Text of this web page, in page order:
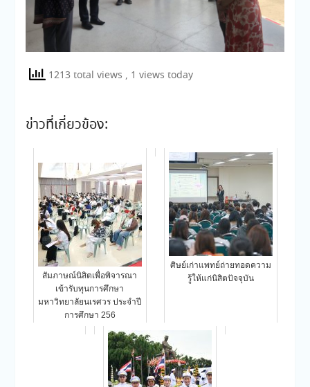
1213 total views , 1 views today
ข่าวที่เกี่ยวข้อง:
สัมภาษณ์นิสิตเพื่อพิจารณา
เข้ารับทุนการศึกษา
มหาวิทยาลัยนเรศวร ประจำปี
การศึกษา 256
ศิษย์เก่าแพทย์ถ่ายทอดความ
รู้ให้แก่นิสิตปัจจุบัน